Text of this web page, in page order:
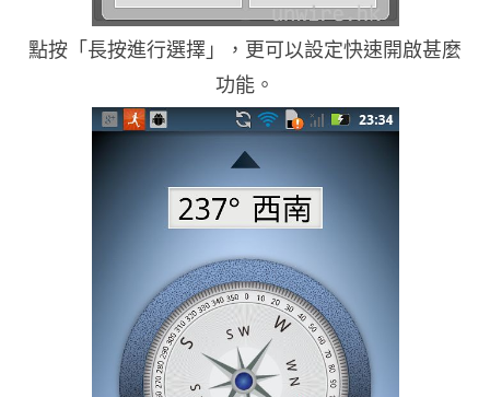
點按「長按進行選擇」，更可以設定快速開啟甚麼
功能。